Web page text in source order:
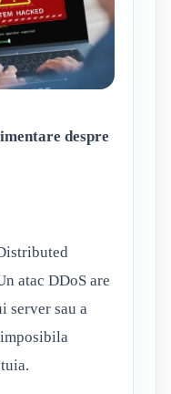
despre
atac DDoS are
server sau a